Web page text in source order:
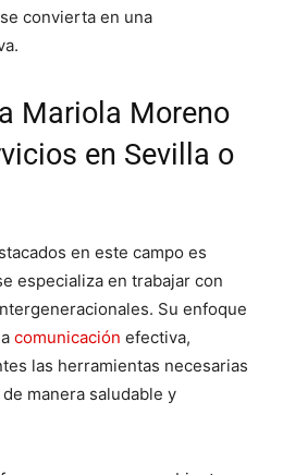
convierta en una
Mariola Moreno
en Sevilla o
en este campo es
especializa en trabajar con
Su enfoque
comunicación efectiva,
las herramientas necesarias
manera saludable y